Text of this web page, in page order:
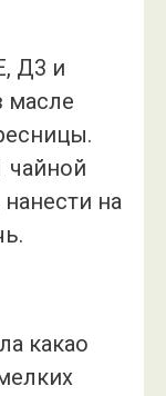
Д3 и
масле
чайной
на
какао